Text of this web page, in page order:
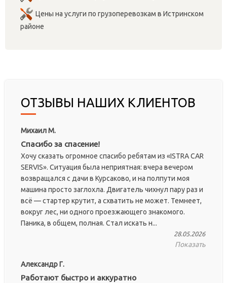
Цены на услуги по грузоперевозкам в Истринском
районе
ОТЗЫВЫ НАШИХ КЛИЕНТОВ
Михаил М.
Спасибо за спасение!
Хочу сказать огромное спасибо ребятам из «ISTRA CAR
SERVIS». Ситуация была неприятная: вчера вечером
возвращался с дачи в Курсаково, и на полпути моя
машина просто заглохла. Двигатель чихнул пару раз и
всё — стартер крутит, а схватить не может. Темнеет,
вокруг лес, ни одного проезжающего знакомого.
Паника, в общем, полная. Стал искать н...
28.05.2026
Показать
Александр Г.
Работают быстро и аккуратно